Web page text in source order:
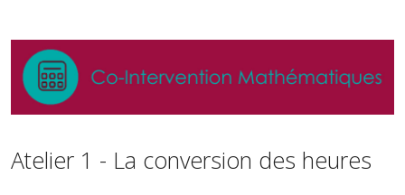
Atelier 1 - La conversion des heures